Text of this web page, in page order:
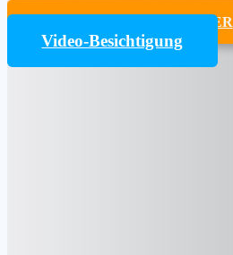
UMZUGSKOSTENRECHNER
Video-Besichtigung